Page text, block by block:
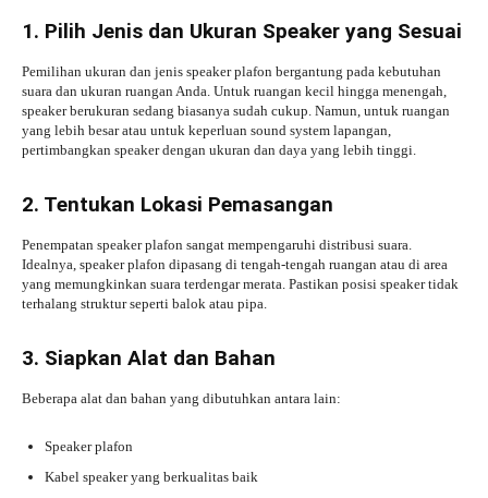
1. Pilih Jenis dan Ukuran Speaker yang Sesuai
Pemilihan ukuran dan jenis speaker plafon bergantung pada kebutuhan
suara dan ukuran ruangan Anda. Untuk ruangan kecil hingga menengah,
speaker berukuran sedang biasanya sudah cukup. Namun, untuk ruangan
yang lebih besar atau untuk keperluan sound system lapangan,
pertimbangkan speaker dengan ukuran dan daya yang lebih tinggi.
2. Tentukan Lokasi Pemasangan
Penempatan speaker plafon sangat mempengaruhi distribusi suara.
Idealnya, speaker plafon dipasang di tengah-tengah ruangan atau di area
yang memungkinkan suara terdengar merata. Pastikan posisi speaker tidak
terhalang struktur seperti balok atau pipa.
3. Siapkan Alat dan Bahan
Beberapa alat dan bahan yang dibutuhkan antara lain:
Speaker plafon
Kabel speaker yang berkualitas baik